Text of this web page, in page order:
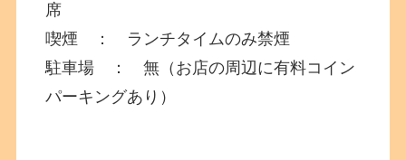
席
喫煙 ： ランチタイムのみ禁煙
駐車場 ： 無（お店の周辺に有料コイン
パーキングあり）